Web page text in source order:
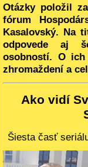
Otázky položil
fórum
Kasalovský. Na
odpovede aj
osobností. O
zhromaždení a
Ako vidí
Šiesta časť